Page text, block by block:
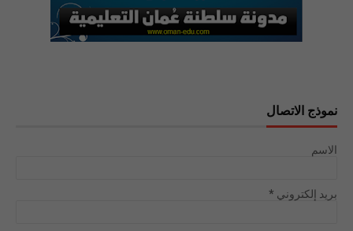
نموذج الاتصال
الاسم
بريد إلكتروني *